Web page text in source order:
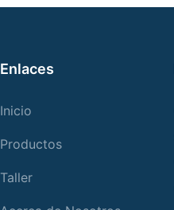
Enlaces
Inicio
Productos
Taller